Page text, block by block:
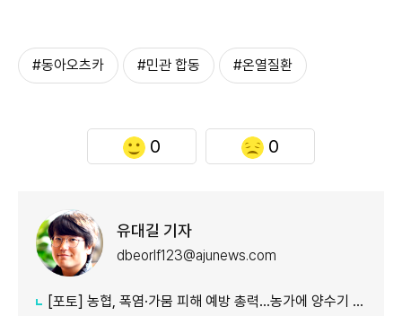
#동아오츠카 #민관 합동 #온열질환
0 0
유대길 기자
dbeorlf123@ajunews.com
[포토] 농협, 폭염·가뭄 피해 예방 총력…농가에 양수기 지원